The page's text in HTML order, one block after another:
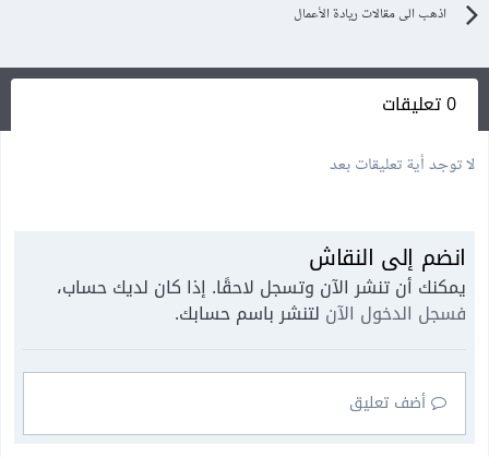
اذهب الى مقالات ريادة الأعمال
0 تعليقات
لا توجد أية تعليقات بعد
انضم إلى النقاش
يمكنك أن تنشر الآن وتسجل لاحقًا. إذا كان لديك حساب،
فسجل الدخول الآن لتنشر باسم حسابك.
أضف تعليق